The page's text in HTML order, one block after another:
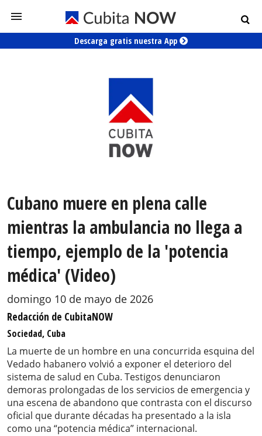
Descarga gratis nuestra App
Cubano muere en plena calle
mientras la ambulancia no llega a
tiempo, ejemplo de la 'potencia
médica' (Video)
domingo 10 de mayo de 2026
Redacción de CubitaNOW
Sociedad, Cuba
La muerte de un hombre en una concurrida esquina del
Vedado habanero volvió a exponer el deterioro del
sistema de salud en Cuba. Testigos denunciaron
demoras prolongadas de los servicios de emergencia y
una escena de abandono que contrasta con el discurso
oficial que durante décadas ha presentado a la isla
como una “potencia médica” internacional.